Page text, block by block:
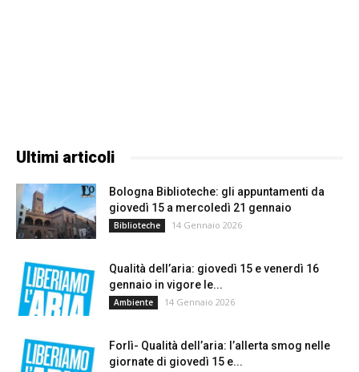
Ultimi articoli
Bologna Biblioteche: gli appuntamenti da
giovedì 15 a mercoledì 21 gennaio
Biblioteche 14 Gennaio 2026
Qualità dell’aria: giovedì 15 e venerdì 16
gennaio in vigore le...
Ambiente 14 Gennaio 2026
Forlì- Qualità dell’aria: l’allerta smog nelle
giornate di giovedì 15 e...